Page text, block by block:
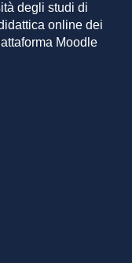
degli studi di
online dei
Moodle